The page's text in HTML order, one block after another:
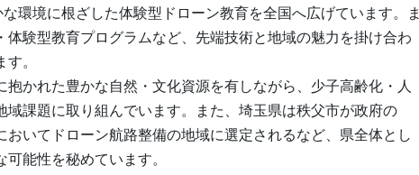
環境に根ざした体験型ドローン教育を全国へ広げています。ま
験型教育プログラムなど、先端技術と地域の魅力を掛け合わ
。
かれた豊かな自然・文化資源を有しながら、少子高齢化・人
域課題に取り組んでいます。また、埼玉県は秩父市が政府の
おいてドローン航路整備の地域に選定されるなど、県全体とし
能性を秘めています。